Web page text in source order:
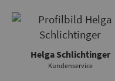
Helga Schlichtinger
Kundenservice